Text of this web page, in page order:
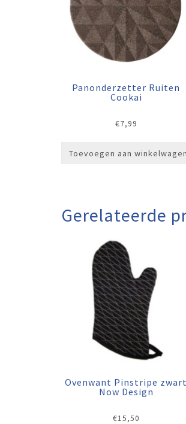
Panonderzetter Ruiten
Cookai
€7,99
Toevoegen aan winkelwagen
Gerelateerde
Ovenwant Pinstripe zwart
Now Design
€15,50